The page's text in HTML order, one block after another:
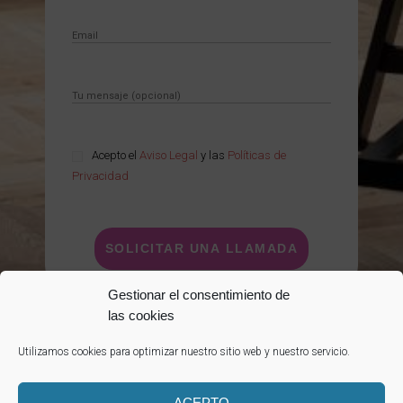
Gestionar el consentimiento de
las cookies
Utilizamos cookies para optimizar nuestro sitio web y nuestro servicio.
Acepto el Aviso Legal y las Políticas de
Privacidad
Aviso Legal
Política de Privacidad